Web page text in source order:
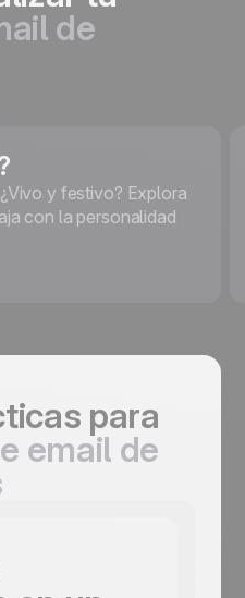
de
y festivo? Explora
con la personalidad
para
email de